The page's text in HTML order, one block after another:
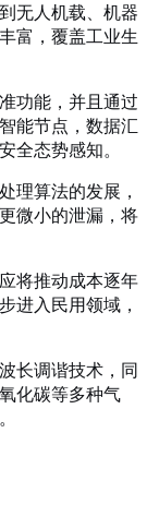
无人机载、机器
富，覆盖工业生
功能，并且通过
能节点，数据汇
全态势感知。
理算法的发展，
微小的泄漏，将
将推动成本逐年
进入民用领域，
长调谐技术，同
化碳等多种气